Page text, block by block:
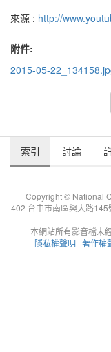
來源 : http://
附件:
2015-05-
索引 討論
Copyright © National
402 台中市南區興大路
本網站所有影音檔未
隱私權聲明 | 著作權